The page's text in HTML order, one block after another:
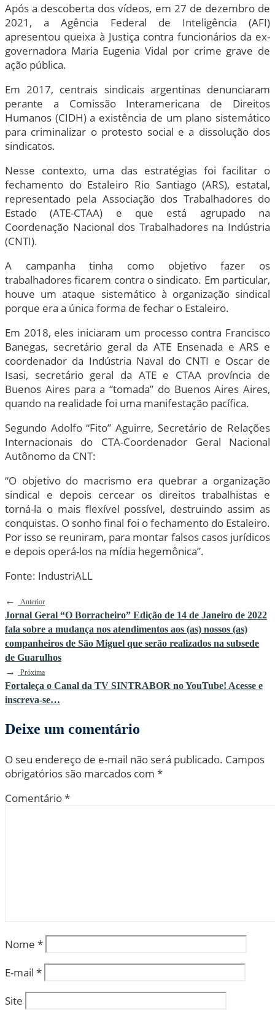
Após a descoberta dos vídeos, em 27 de dezembro de
2021, a Agência Federal de Inteligência (AFI)
apresentou queixa à Justiça contra funcionários da ex-
governadora Maria Eugenia Vidal por crime grave de
ação pública.
Em 2017, centrais sindicais argentinas denunciaram
perante a Comissão Interamericana de Direitos
Humanos (CIDH) a existência de um plano sistemático
para criminalizar o protesto social e a dissolução dos
sindicatos.
Nesse contexto, uma das estratégias foi facilitar o
fechamento do Estaleiro Rio Santiago (ARS), estatal,
representado pela Associação dos Trabalhadores do
Estado (ATE-CTAA) e que está agrupado na
Coordenação Nacional dos Trabalhadores na Indústria
(CNTI).
A campanha tinha como objetivo fazer os
trabalhadores ficarem contra o sindicato. Em particular,
houve um ataque sistemático à organização sindical
porque era a única forma de fechar o Estaleiro.
Em 2018, eles iniciaram um processo contra Francisco
Banegas, secretário geral da ATE Ensenada e ARS e
coordenador da Indústria Naval do CNTI e Oscar de
Isasi, secretário geral da ATE e CTAA província de
Buenos Aires para a “tomada” do Buenos Aires Aires,
quando na realidade foi uma manifestação pacífica.
Segundo Adolfo “Fito” Aguirre, Secretário de Relações
Internacionais do CTA-Coordenador Geral Nacional
Autônomo da CNT:
“O objetivo do macrismo era quebrar a organização
sindical e depois cercear os direitos trabalhistas e
torná-la o mais flexível possível, destruindo assim as
conquistas. O sonho final foi o fechamento do Estaleiro.
Por isso se reuniram, para montar falsos casos jurídicos
e depois operá-los na mídia hegemônica”.
Fonte: IndustriALL
←
Anterior
Jornal Geral “O Borracheiro” Edição de 14 de Janeiro de 2022
fala sobre a mudança nos atendimentos aos (as) nossos (as)
companheiros de São Miguel que serão realizados na subsede
de Guarulhos
→ Próxima
Fortaleça o Canal da TV SINTRABOR no YouTube! Acesse e
inscreva-se…
Deixe um comentário
O seu endereço de e-mail não será publicado. Campos
obrigatórios são marcados com *
Comentário*
Nome *
E-mail *
Site